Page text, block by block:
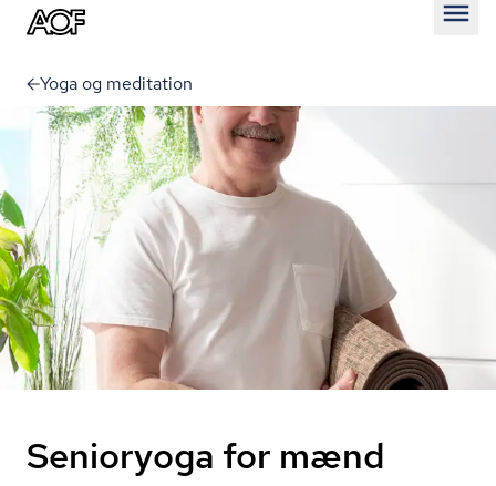
Yoga og meditation
Senioryoga for mænd